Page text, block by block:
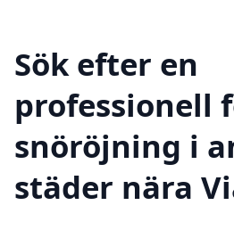
Sök efter en
professionell
snöröjning i
städer nära